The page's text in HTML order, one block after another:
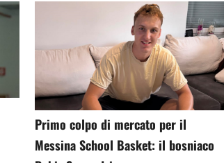
Primo colpo di mercato per il
Messina School Basket: il bosniaco